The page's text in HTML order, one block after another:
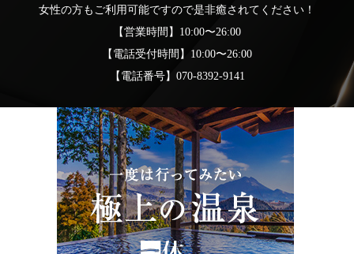
女性の方もご利用可能ですので是非癒されてください！
【営業時間】10:00〜26:00
【電話受付時間】10:00〜26:00
【電話番号】070-8392-9141